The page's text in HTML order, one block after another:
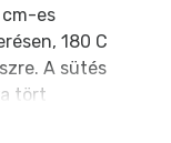
es
180 C
A sütés
tört